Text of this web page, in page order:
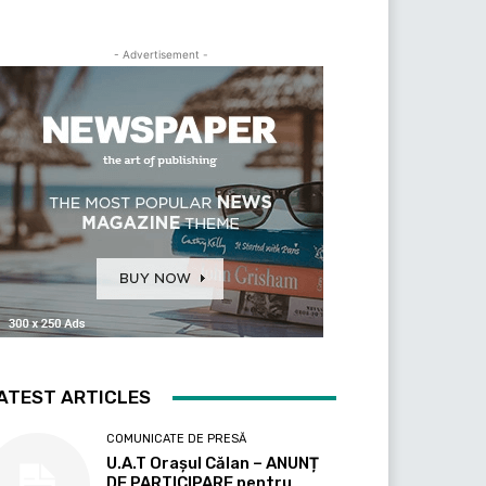
- Advertisement -
ARTICLES
COMUNICATE DE PRESĂ
U.A.T Orașul Călan – ANUNȚ